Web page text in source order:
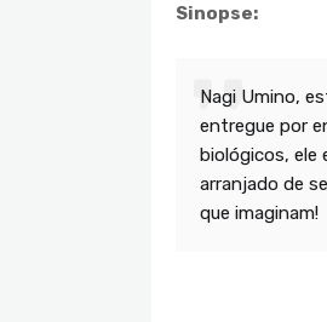
Sinopse:
Nagi Umino,
entregue por
biológicos, ele
arranjado de
que imaginam!